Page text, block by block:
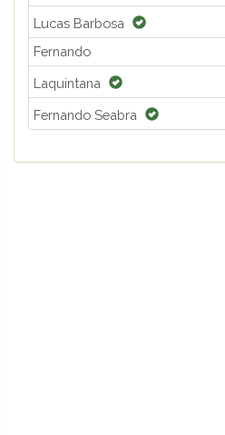
Lucas Barbosa
Fernando
Laquintana
Fernando Seabra